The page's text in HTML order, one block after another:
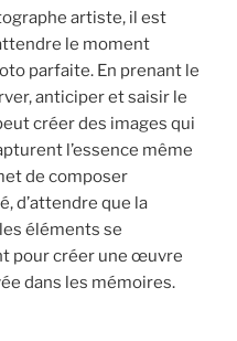
artiste, il est
le moment
parfaite. En prenant le
anticiper et saisir le
créer des images qui
l’essence même
de composer
d’attendre que la
éléments se
pour créer une œuvre
dans les mémoires.